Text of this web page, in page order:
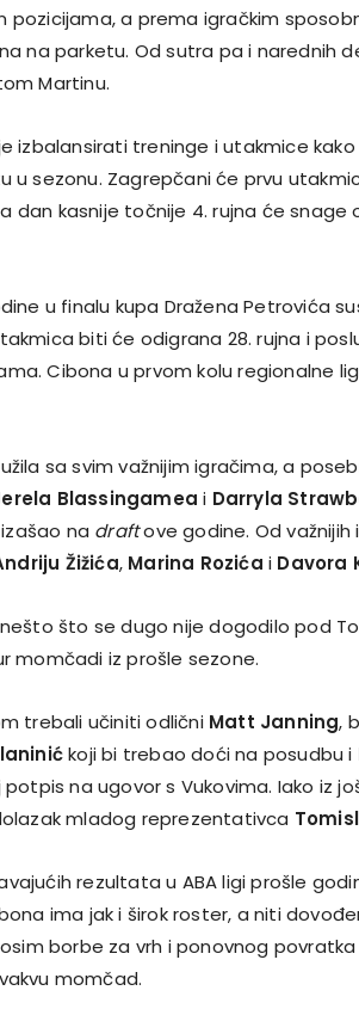
pozicijama, a prema igračkim
na parketu. Od sutra pa i narednih
Martinu.
izbalansirati treninge i utakmice
u sezonu. Zagrepčani će prvu
dan kasnije točnije 4. rujna će snage
u finalu kupa Dražena Petrovića
biti će odigrana 28. rujna i
Cibona u prvom kolu regionalne
sa svim važnijim igračima, a
Blassingamea i Darryla
na draftove godine. Od
Žižića, Marina Rozića i Davora
što se dugo nije dogodilo pod
momčadi iz prošle sezone.
trebali učiniti odlični Matt Janning,
koji bi trebao doći na posudbu i
na ugovor s Vukovima. Iako iz
mladog reprezentativca
rezultata u ABA ligi prošle
ima jak i širok roster, a niti
borbe za vrh i ponovnog
momčad.